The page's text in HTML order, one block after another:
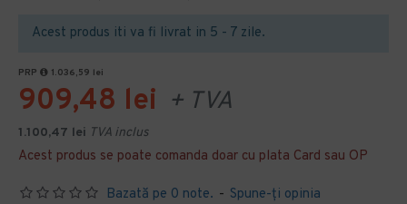
Acest produs iti va fi livrat in 5 - 7 zile.
Bazată pe 0 note. - Spune-ţi opinia
PRP 1.036,59 lei
909,48 lei + TVA
1.100,47 lei TVA inclus
Acest produs se poate comanda doar cu plata Card sau OP